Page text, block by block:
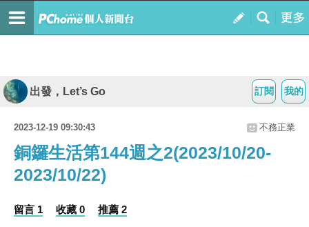
我的
訂閱
出發，Let’s Go
2023-12-19 09:30:43 不務正業
銅鑼生活第144週之2(2023/10/20-
2023/10/22)
留言 1 收藏 0 推薦 2